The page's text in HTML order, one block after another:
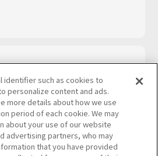
identifier such as cookies to
personalize content and ads.
more details about how we use
period of each cookie. We may
about your use of our website
advertising partners, who may
that you have provided